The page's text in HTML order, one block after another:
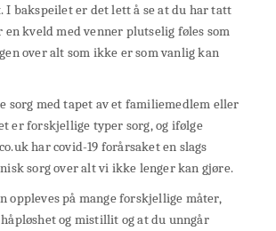
I bakspeilet er det lett å se at du har tatt
kveld med venner plutselig føles som
over alt som ikke er som vanlig kan
sorg med tapet av et familiemedlem eller
er forskjellige typer sorg, og ifølge
har covid-19 forårsaket en slags
sorg over alt vi ikke lenger kan gjøre.
oppleves på mange forskjellige måter,
og mistillit og at du unngår